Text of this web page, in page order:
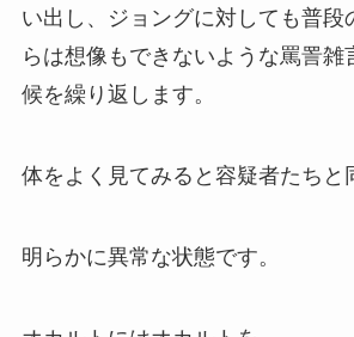
い出し、ジョングに対しても普段
らは想像もできないような罵詈雑
候を繰り返します。
体をよく見てみると容疑者たちと
明らかに異常な状態です。